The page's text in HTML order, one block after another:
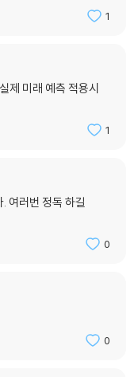
1
제 미래 예측 적용시
1
여러번 정독 하길
0
0